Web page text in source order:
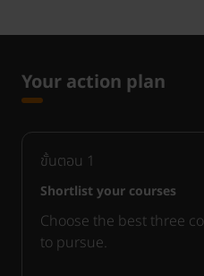
Your action plan
ขั้นตอน 1
Shortlist your courses
Choose the best three
to pursue.